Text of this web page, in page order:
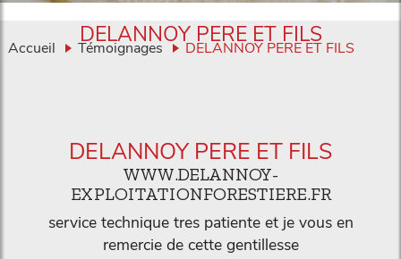
Accueil Témoignages DELANNOY PERE ET FILS
DELANNOY PERE ET FILS
DELANNOY PERE ET FILS
WWW.DELANNOY-
EXPLOITATIONFORESTIERE.FR
service technique tres patiente et je vous en
remercie de cette gentillesse